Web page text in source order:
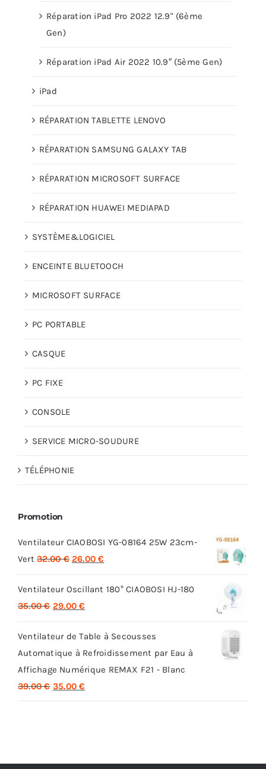
Réparation iPad Pro 2022 12.9" (6ème
Gen)
Réparation iPad Air 2022 10.9″ (5ème Gen)
iPad
RÉPARATION TABLETTE LENOVO
RÉPARATION SAMSUNG GALAXY TAB
RÉPARATION MICROSOFT SURFACE
RÉPARATION HUAWEI MEDIAPAD
SYSTÈME&LOGICIEL
ENCEINTE BLUETOOCH
MICROSOFT SURFACE
PC PORTABLE
CASQUE
PC FIXE
CONSOLE
SERVICE MICRO-SOUDURE
TÉLÉPHONIE
Promotion
Ventilateur CIAOBOSI YG-08164 25W 23cm-
Vert 32.00€ Le
initial
était :
26.00€
actuel
Ventilateur Oscillant 180° CIAOBOSI HJ-180
35.00€ Le
initial
était :
35.00 €.
29.00€
actuel
est :
29.00 €.
Ventilateur de Table à Secousses
Automatique à Refroidissement par Eau à
Affichage Numérique REMAX F21 - Blanc
39.00€ Le
35.00€